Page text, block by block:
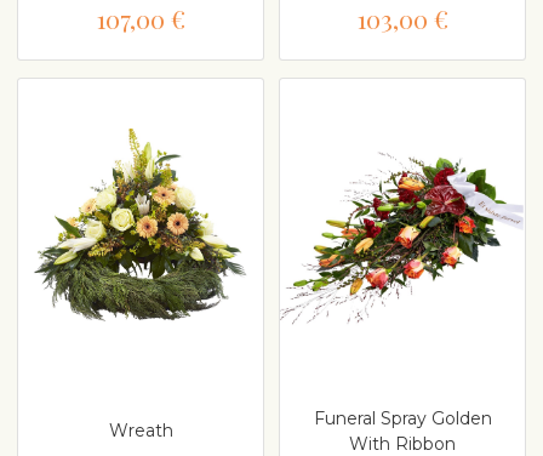
107,00 € 103,00 €
Wreath
Funeral Spray Golden
With Ribbon